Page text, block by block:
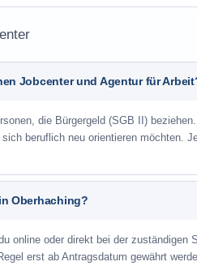
Jobcenter und Agentur für
die Bürgergeld (SGB II)
beruflich neu orientieren möchten.
Oberhaching?
online oder direkt bei der
erst ab Antragsdatum gewährt